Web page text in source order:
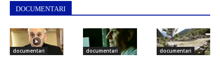
DOCUMENTARI
documentari documentari documentari